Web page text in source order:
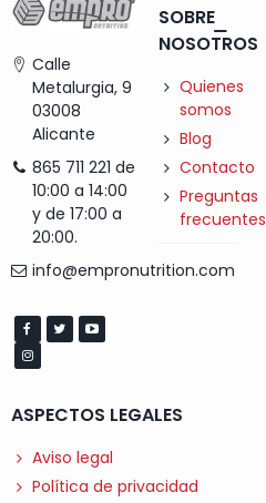
Calle
Metalurgia, 9
03008
Alicante
865 711 221 de
10:00 a 14:00
y de 17:00 a
20:00.
info@empronutrition.com
SOBRE
NOSOTROS
Quienes
somos
Blog
Contacto
Preguntas
frecuentes
ASPECTOS LEGALES
Aviso legal
Política de privacidad